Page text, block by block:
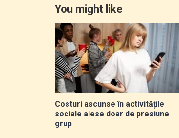
You might like
Costuri ascunse în activitățile
sociale alese doar de presiune
grup